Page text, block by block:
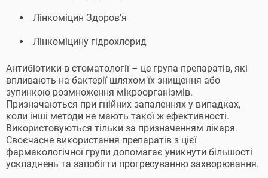
Лінкоміцин Здоров'я
Лінкоміцину гідрохлорид
Антибіотики в стоматології – це група препаратів, які
впливають на бактерії шляхом їх знищення або
зупинкою розмноження мікроорганізмів.
Призначаються при гнійних запаленнях у випадках,
коли інші методи не мають такої ж ефективності.
Використовуються тільки за призначенням лікаря.
Своєчасне використання препаратів з цієї
фармакологічної групи допомагає уникнути більшості
ускладнень та запобігти прогресуванню захворювання.